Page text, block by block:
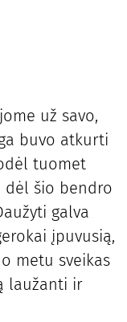
už savo,
buvo atkurti
tuomet
šio bendro
galva
įpuvusią,
metu sveikas
laužanti ir